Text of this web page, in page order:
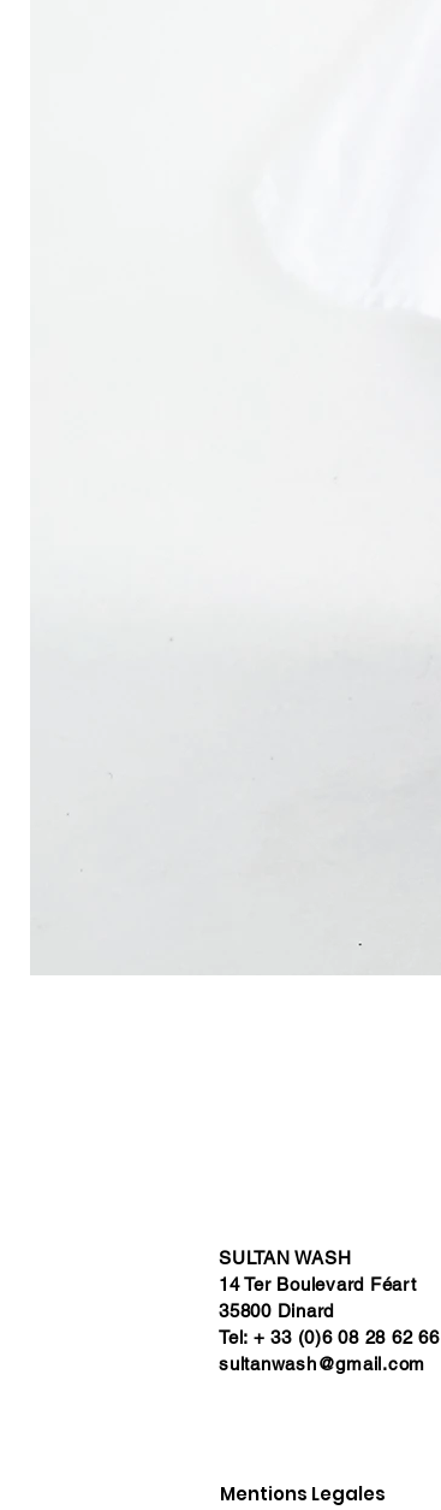
SULTAN WASH
14 Ter Boulevard Féart
35800 Dinard
Tel: + 33 (0)6 08 28 62 66
sultanwash@gmail.com
Mentions Legales